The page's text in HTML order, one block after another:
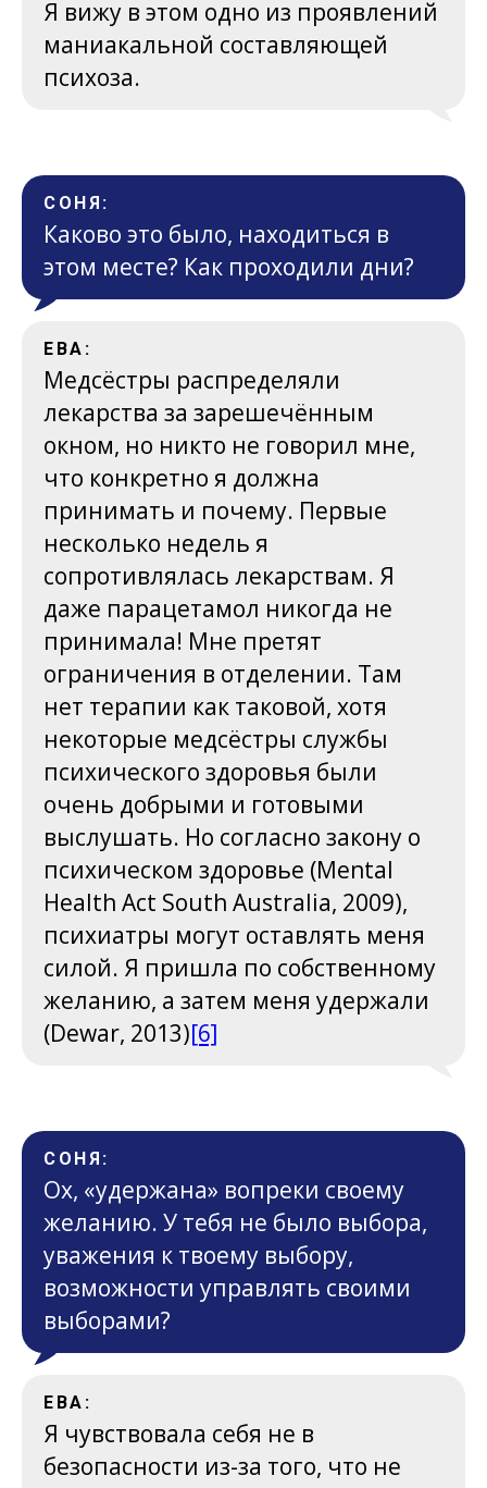
Я вижу в этом одно из проявлений
маниакальной составляющей
психоза.
СОНЯ:
Каково это было, находиться в
этом месте? Как проходили дни?
ЕВА:
Медсёстры распределяли
лекарства за зарешечённым
окном, но никто не говорил мне,
что конкретно я должна
принимать и почему. Первые
несколько недель я
сопротивлялась лекарствам. Я
даже парацетамол никогда не
принимала! Мне претят
ограничения в отделении. Там
нет терапии как таковой, хотя
некоторые медсёстры службы
психического здоровья были
очень добрыми и готовыми
выслушать. Но согласно закону о
психическом здоровье (Mental
Health Act South Australia, 2009),
психиатры могут оставлять меня
силой. Я пришла по собственному
желанию, а затем меня удержали
(Dewar, 2013)[6]
СОНЯ:
Ох, «удержана» вопреки своему
желанию. У тебя не было выбора,
уважения к твоему выбору,
возможности управлять своими
выборами?
ЕВА:
Я чувствовала себя не в
безопасности из-за того, что не